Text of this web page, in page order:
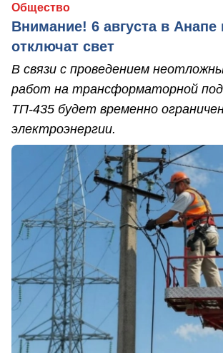
Общество
Внимание! 6 августа в Анапе
отключат свет
В связи с проведением
работ на трансформаторной
ТП-435 будет временно
электроэнергии.